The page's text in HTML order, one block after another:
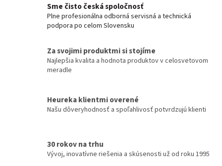
Sme čisto česká spoločnosť
Plne profesionálna odborná servisná a technická
podpora po celom Slovensku
Za svojimi produktmi si stojíme
Najlepšia kvalita a hodnota produktov v celosvetovom
meradle
Heureka klientmi overené
Našu dôveryhodnosť a spoľahlivosť potvrdzujú klienti
30 rokov na trhu
Vývoj, inovatívne riešenia a skúsenosti už od roku 1995